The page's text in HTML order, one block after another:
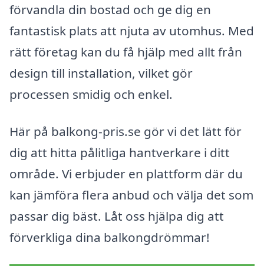
förvandla din bostad och ge dig en
fantastisk plats att njuta av utomhus. Med
rätt företag kan du få hjälp med allt från
design till installation, vilket gör
processen smidig och enkel.
Här på balkong-pris.se gör vi det lätt för
dig att hitta pålitliga hantverkare i ditt
område. Vi erbjuder en plattform där du
kan jämföra flera anbud och välja det som
passar dig bäst. Låt oss hjälpa dig att
förverkliga dina balkongdrömmar!